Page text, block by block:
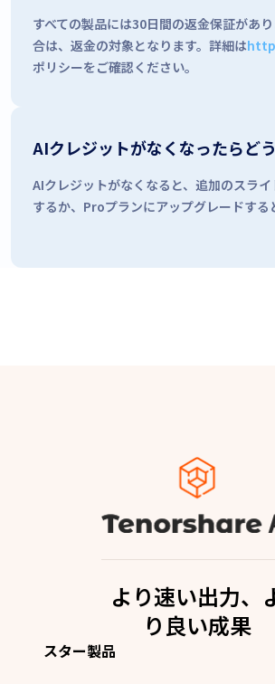
すべての製品には30日間の返金保証があ
合は、返金の対象となります。詳細は
ポリシーをご確認ください。
AIクレジットがなくなったらど
AIクレジットがなくなると、追加のスラ
するか、Proプランにアップグレードする
より速い出力、
り良い成果
スター製品